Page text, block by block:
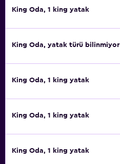
King Oda, 1 king yatak
King Oda, yatak türü bilinmiyor
King Oda, 1 king yatak
King Oda, 1 king yatak
King Oda, 1 king yatak